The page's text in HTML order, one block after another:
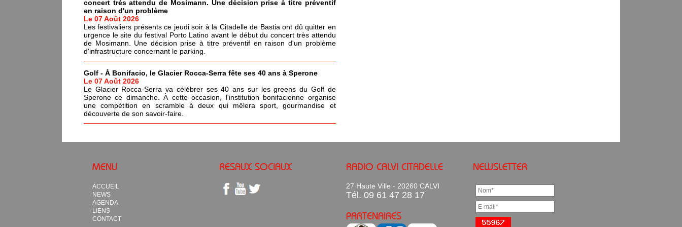
concert très attendu de Mosimann. Une décision prise à titre préventif
en raison d'un problème
Le 07 Août 2026
Les festivaliers présents ce jeudi soir à la Citadelle de Bastia ont dû quitter en
urgence le site du festival Porto Latino avant le début du concert très attendu
de Mosimann. Une décision prise à titre préventif en raison d'un problème
d'infrastructure concernant le parking.
Golf - À Bonifacio, le Glacier Rocca-Serra fête ses 40 ans à Sperone
Le 07 Août 2026
Le Glacier Rocca-Serra va célébrer ses 40 ans sur les greens du Golf de
Sperone ce dimanche. À cette occasion, l'institution bonifacienne organise
une compétition en scramble à deux qui mêlera sport, gourmandise et
découverte de son savoir-faire.
MENU
ACCUEIL
NEWS
AGENDA
LIENS
CONTACT
RESAUX SOCIAUX RADIO CALVI CITADELLE
27 Haute Ville - 20260 CALVI
Tél. 09 61 47 28 17
PARTENAIRES
NEWSLETTER